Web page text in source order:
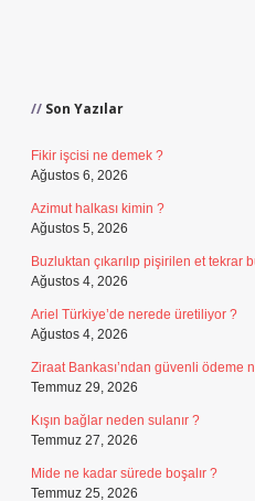
Son Yazılar
Fikir işcisi ne demek ?
Ağustos 6, 2026
Azimut halkası kimin ?
Ağustos 5, 2026
Buzluktan çıkarılıp pişirilen et tekrar
Ağustos 4, 2026
Ariel Türkiye’de nerede üretiliyor ?
Ağustos 4, 2026
Ziraat Bankası’ndan güvenli ödeme
Temmuz 29, 2026
Kışın bağlar neden sulanır ?
Temmuz 27, 2026
Mide ne kadar sürede boşalır ?
Temmuz 25, 2026